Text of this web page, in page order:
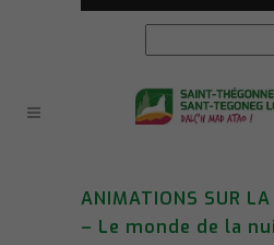
ANIMATIONS SUR
– Le monde de la